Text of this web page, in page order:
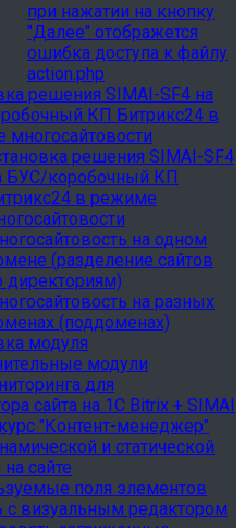
при нажатии на кнопку
"Далее" отображется
ошибка доступа к файлу
action.php
решения SIMAI-SF4 на
КП Битрикс24 в
решения SIMAI-SF4
БУС/коробочный КП
в режиме
на одном
(разделение сайтов
директориям)
на разных
(поддоменах)
модуля
модули
для
сайта на 1С Bitrix + SIMAI
"Контент-менеджер"
и статической
сайте
поля элементов
с визуальным редактором